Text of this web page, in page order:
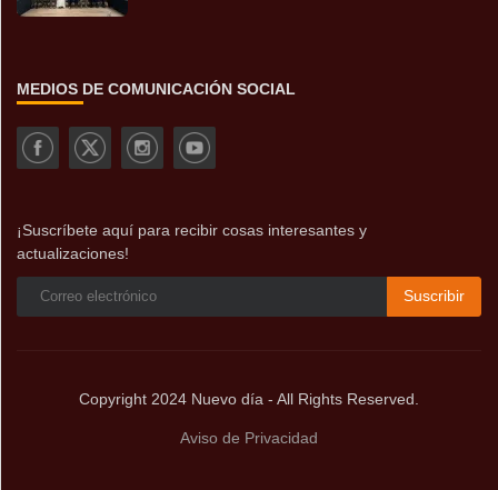
MEDIOS DE COMUNICACIÓN SOCIAL
¡Suscríbete aquí para recibir cosas interesantes y
actualizaciones!
Suscribir
Copyright 2024 Nuevo día - All Rights Reserved.
Aviso de Privacidad